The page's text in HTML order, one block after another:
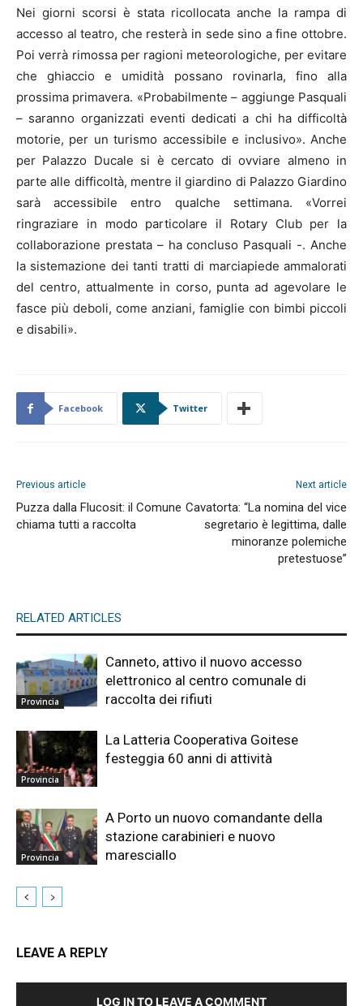
Nei giorni scorsi è stata ricollocata anche la rampa di
accesso al teatro, che resterà in sede sino a fine ottobre.
Poi verrà rimossa per ragioni meteorologiche, per evitare
che ghiaccio e umidità possano rovinarla, fino alla
prossima primavera. «Probabilmente – aggiunge Pasquali
– saranno organizzati eventi dedicati a chi ha difficoltà
motorie, per un turismo accessibile e inclusivo». Anche
per Palazzo Ducale si è cercato di ovviare almeno in
parte alle difficoltà, mentre il giardino di Palazzo Giardino
sarà accessibile entro qualche settimana. «Vorrei
ringraziare in modo particolare il Rotary Club per la
collaborazione prestata – ha concluso Pasquali -. Anche
la sistemazione dei tanti tratti di marciapiede ammalorati
del centro, attualmente in corso, punta ad agevolare le
fasce più deboli, come anziani, famiglie con bimbi piccoli
e disabili».
Facebook Twitter
Previous article
Puzza dalla Flucosit: il Comune
chiama tutti a raccolta
Next article
Cavatorta: “La nomina del vice
segretario è legittima, dalle
minoranze polemiche
pretestuose”
RELATED ARTICLES
Provincia
Canneto, attivo il nuovo accesso
elettronico al centro comunale di
raccolta dei rifiuti
Provincia
La Latteria Cooperativa Goitese
festeggia 60 anni di attività
Provincia
A Porto un nuovo comandante della
stazione carabinieri e nuovo
maresciallo
LEAVE A REPLY
LOG IN TO LEAVE A COMMENT